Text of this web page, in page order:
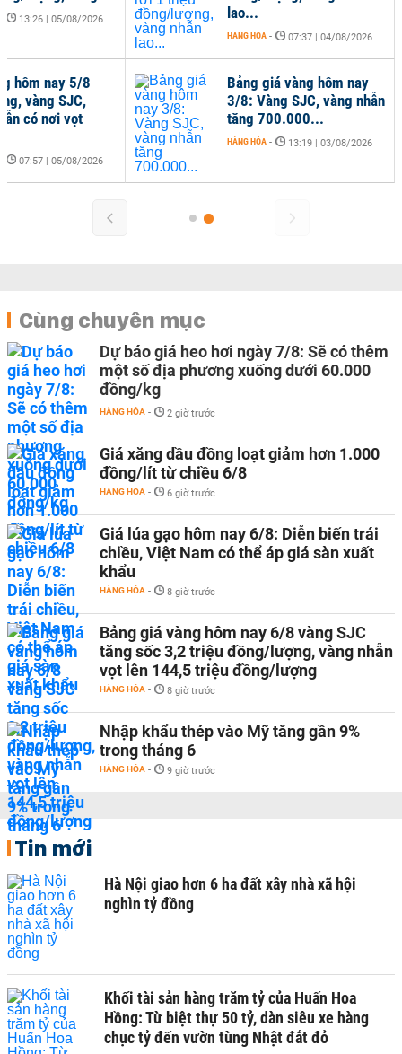
13:26 | 05/08/2026
hôm nay 5/8
vàng SJC,
có nơi vọt
07:57 | 05/08/2026
lao...
HÀNG HÓA - 07:37 | 04/08/2026
Bảng giá vàng hôm nay
3/8: Vàng SJC, vàng nhẫn
tăng 700.000...
HÀNG HÓA - 13:19 | 03/08/2026
Cùng chuyên mục
Dự báo giá heo hơi ngày 7/8: Sẽ có thêm
một số địa phương xuống dưới 60.000
đồng/kg
HÀNG HÓA - 2 giờ trước
Giá xăng dầu đồng loạt giảm hơn 1.000
đồng/lít từ chiều 6/8
HÀNG HÓA - 6 giờ trước
Giá lúa gạo hôm nay 6/8: Diễn biến trái
chiều, Việt Nam có thể áp giá sàn xuất
khẩu
HÀNG HÓA - 8 giờ trước
Bảng giá vàng hôm nay 6/8 vàng SJC
tăng sốc 3,2 triệu đồng/lượng, vàng nhẫn
vọt lên 144,5 triệu đồng/lượng
HÀNG HÓA - 8 giờ trước
Nhập khẩu thép vào Mỹ tăng gần 9%
trong tháng 6
HÀNG HÓA - 9 giờ trước
Tin mới
Hà Nội giao hơn 6 ha đất xây nhà xã hội
nghìn tỷ đồng
Khối tài sản hàng trăm tỷ của Huấn Hoa
Hồng: Từ biệt thự 50 tỷ, dàn siêu xe hàng
chục tỷ đến vườn tùng Nhật đắt đỏ